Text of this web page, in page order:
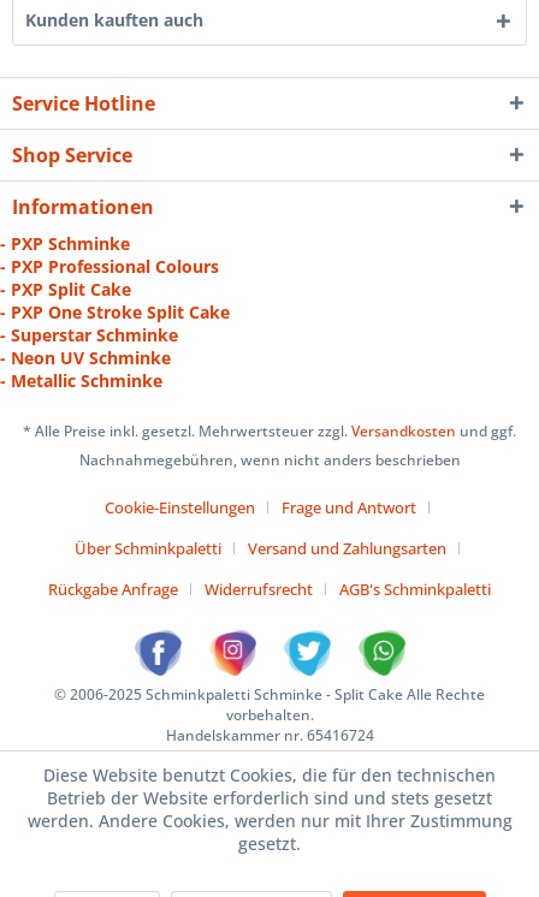
Kunden kauften auch
Service Hotline
Shop Service
Informationen
- PXP Schminke
- PXP Professional Colours
- PXP Split Cake
- PXP One Stroke Split Cake
- Superstar Schminke
- Neon UV Schminke
- Metallic Schminke
* Alle Preise inkl. gesetzl. Mehrwertsteuer zzgl.Versandkosten und ggf.
Nachnahmegebühren, wenn nicht anders beschrieben
Cookie-Einstellungen
Frage und Antwort
Über Schminkpaletti
Versand und Zahlungsarten
Rückgabe Anfrage
Widerrufsrecht AGB's Schminkpaletti
© 2006-2025 Schminkpaletti Schminke - Split Cake Alle Rechte
vorbehalten.
Handelskammer nr. 65416724
Diese Website benutzt Cookies, die für den technischen
Betrieb der Website erforderlich sind und stets gesetzt
werden. Andere Cookies, werden nur mit Ihrer Zustimmung
gesetzt.